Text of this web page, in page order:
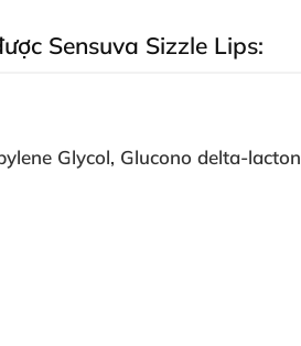
Sensuva Sizzle Lips:
Glycol, Glucono delta-lacton